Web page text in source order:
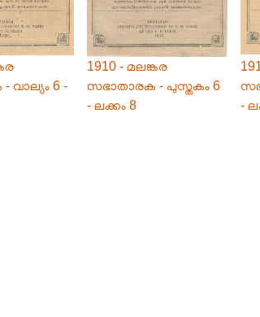
വാല്യം 6 -
1910 - മലങ്കര
സഭാതാരക - പുസ്തകം 6
- ലക്കം 8
-